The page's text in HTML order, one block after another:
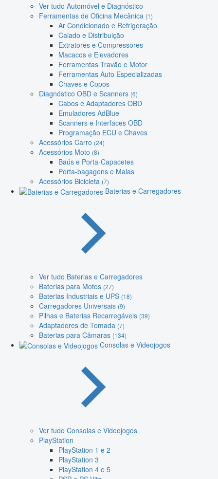
Ver tudo Automóvel e Diagnóstico
Ferramentas de Oficina Mecânica (1)
Ar Condicionado e Refrigeração
Calado e Distribuição
Extratores e Compressores
Macacos e Elevadores
Ferramentas Travão e Motor
Ferramentas Auto Especializadas
Chaves e Copos
Diagnóstico OBD e Scanners (6)
Cabos e Adaptadores OBD
Emuladores AdBlue
Scanners e Interfaces OBD
Programação ECU e Chaves
Acessórios Carro (24)
Acessórios Moto (8)
Baús e Porta-Capacetes
Porta-bagagens e Malas
Acessórios Bicicleta (7)
Baterias e Carregadores
Ver tudo Baterias e Carregadores
Baterias para Motos (27)
Baterias Industriais e UPS (18)
Carregadores Universais (9)
Pilhas e Baterias Recarregáveis (39)
Adaptadores de Tomada (7)
Baterias para Câmaras (134)
Consolas e Videojogos
Ver tudo Consolas e Videojogos
PlayStation
PlayStation 1 e 2
PlayStation 3
PlayStation 4 e 5